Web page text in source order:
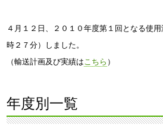
４月１２日、２０１０年度第１回となる使
時２７分）しました。
（輸送計画及び実績はこちら ）
年度別一覧